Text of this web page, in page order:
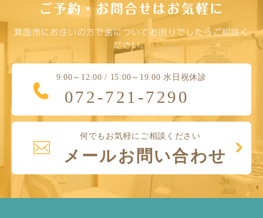
ご予約・お問合せはお気軽に
箕面市にお住いの方で歯についてお困りでしたらご相談く
ださい。